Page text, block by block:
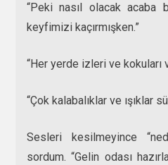
“Peki nasıl olacak acaba
keyfimizi kaçırmışken.”
“Her yerde izleri ve kokuları
“Çok kalabalıklar ve ışıklar
Sesleri kesilmeyince
sordum. “Gelin odası